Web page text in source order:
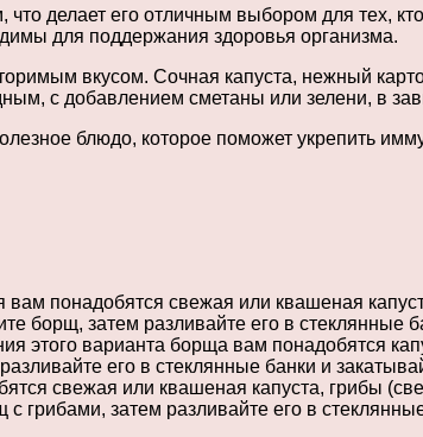
делает его отличным выбором для тех,
для поддержания здоровья организма.
вкусом. Сочная капуста, нежный
с добавлением сметаны или зелени, в
блюдо, которое поможет укрепить
понадобятся свежая или квашеная
борщ, затем разливайте его в стеклянные
этого варианта борща вам понадобятся
его в стеклянные банки и
свежая или квашеная капуста, грибы
грибами, затем разливайте его в